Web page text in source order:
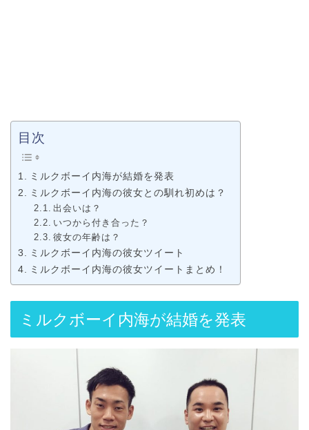
目次
ミルクボーイ内海が結婚を発表
ミルクボーイ内海の彼女との馴れ初めは？
出会いは？
いつから付き合った？
彼女の年齢は？
ミルクボーイ内海の彼女ツイート
ミルクボーイ内海の彼女ツイートまとめ！
ミルクボーイ内海が結婚を発表